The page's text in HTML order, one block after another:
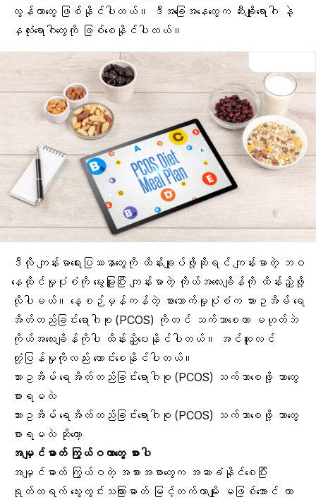
လွန်တာတွေ ဖြစ်နိုင်ပါတယ်။ ဒီအခြေအနေတွေက ဆီးချိုရောဂါ နဲ့
နှလုံးရောဂါတွေကို ဖြစ်စေနိုင်ပါတယ်။
ဒီလို ကျန်းမာရေးပြဿနာတွေကို ထိန်းချုပ်ဖို့ဆိုရင် ကျန်းမာတဲ့ ဘဝ
နေထိုင်မှုပုံစံကို မွေးမြူပြီး ကျန်းမာတဲ့ ကိုယ်အလေးချိန်ကို ထိန်းညှိဖို့
လိုပါမယ်။ နေ့စဉ်မှန်ကန်တဲ့ စားသောက်မှုပုံစံက သားဥအိမ် ရေ
အိတ်တည်ခြင်းရောဂါစု (PCOS) ကိုတင် သက်သာစေတာ မဟုတ်ဘဲ
ကိုယ်အလေးချိန် ကိုပါ ထိန်းညှိပေးနိုင်ပါတယ်။ အင်ဆူလင်
တုံ့ပြန်မှုကိုလည်း ကောင်းစေနိုင်ပါတယ်။
သားဥအိမ် ရေအိတ်တည်ခြင်းရောဂါစု (PCOS) သက်သာစေဖို့ ဘာတွေ
စားရမလဲ
သားဥအိမ် ရေအိတ်တည်ခြင်းရောဂါစု (PCOS) သက်သာစေဖို့ ဘာတွေ
စားရမလဲ ဆိုတော့
အမျှင်ဓာတ် ကြွယ်ဝတာတွေ စားပါ
အမျှင်ဓာတ် ကြွယ်ဝတဲ့ အစားအစာတွေက အဆာခံနိုင်စေပြီး
ရုတ်တရက် သွေးတွင်းသကြားဓာတ် မြင့်တက်တာမျိုး မဖြစ်အောင် ကာ